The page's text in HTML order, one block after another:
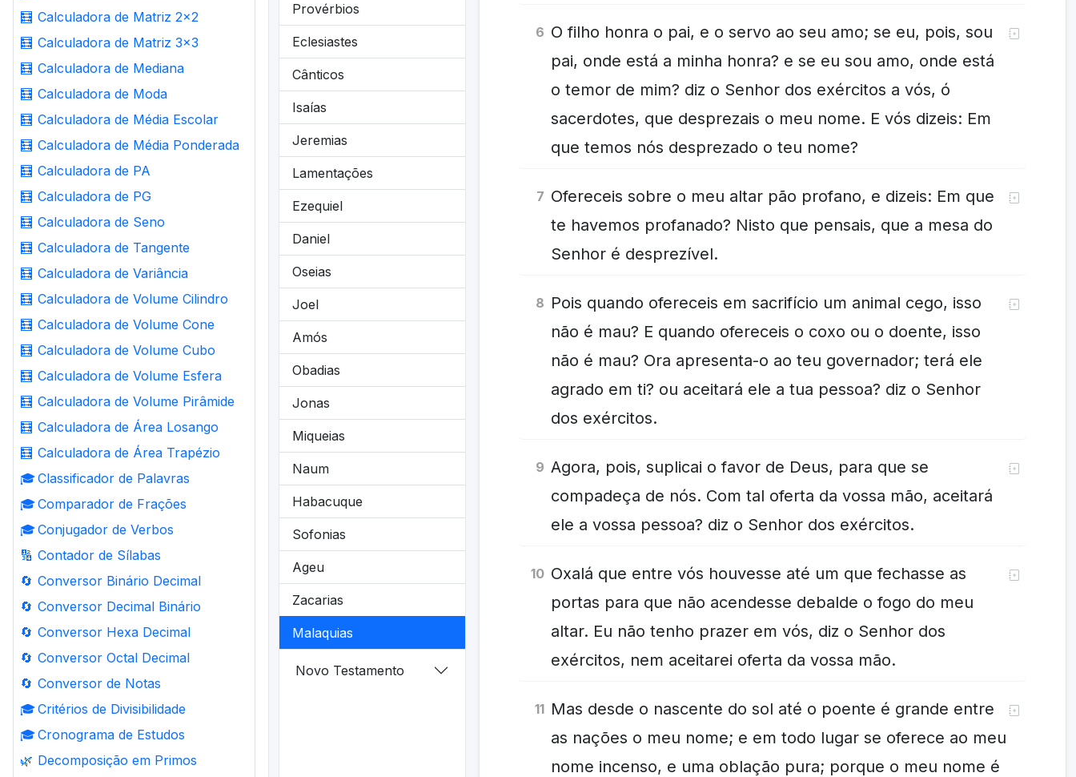
🧮 Calculadora de Matriz 2x2
🧮 Calculadora de Matriz 3x3
🧮 Calculadora de Mediana
🧮 Calculadora de Moda
🧮 Calculadora de Média Escolar
🧮 Calculadora de Média Ponderada
🧮 Calculadora de PA
🧮 Calculadora de PG
🧮 Calculadora de Seno
🧮 Calculadora de Tangente
🧮 Calculadora de Variância
🧮 Calculadora de Volume Cilindro
🧮 Calculadora de Volume Cone
🧮 Calculadora de Volume Cubo
🧮 Calculadora de Volume Esfera
🧮 Calculadora de Volume Pirâmide
🧮 Calculadora de Área Losango
🧮 Calculadora de Área Trapézio
🎓Classificador de Palavras
🎓Comparador de Frações
🎓Conjugador de Verbos
🔢 Contador de Sílabas
🔄 Conversor Binário Decimal
🔄 Conversor Decimal Binário
🔄 Conversor Hexa Decimal
🔄 Conversor Octal Decimal
🔄 Conversor de Notas
🎓Critérios de Divisibilidade
🎓Cronograma de Estudos
🌿 Decomposição em Primos
Provérbios
Eclesiastes
Cânticos
Isaías
Jeremias
Lamentações
Ezequiel
Daniel
Oseias
Joel
Amós
Obadias
Jonas
Miqueias
Naum
Habacuque
Sofonias
Ageu
Zacarias
Malaquias
Novo Testamento
6 O filho honra o pai, e o servo ao seu amo; se eu, pois, sou
pai, onde está a minha honra? e se eu sou amo, onde está
o temor de mim? diz o Senhor dos exércitos a vós, ó
sacerdotes, que desprezais o meu nome. E vós dizeis: Em
que temos nós desprezado o teu nome?
7 Ofereceis sobre o meu altar pão profano, e dizeis: Em que
te havemos profanado? Nisto que pensais, que a mesa do
Senhor é desprezível.
8 Pois quando ofereceis em sacrifício um animal cego, isso
não é mau? E quando ofereceis o coxo ou o doente, isso
não é mau? Ora apresenta-o ao teu governador; terá ele
agrado em ti? ou aceitará ele a tua pessoa? diz o Senhor
dos exércitos.
9 Agora, pois, suplicai o favor de Deus, para que se
compadeça de nós. Com tal oferta da vossa mão, aceitará
ele a vossa pessoa? diz o Senhor dos exércitos.
10 Oxalá que entre vós houvesse até um que fechasse as
portas para que não acendesse debalde o fogo do meu
altar. Eu não tenho prazer em vós, diz o Senhor dos
exércitos, nem aceitarei oferta da vossa mão.
11 Mas desde o nascente do sol até o poente é grande entre
as nações o meu nome; e em todo lugar se oferece ao meu
nome incenso, e uma oblação pura; porque o meu nome é